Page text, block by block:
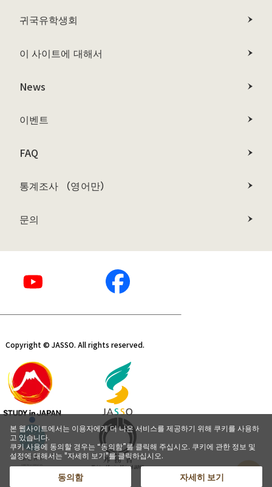
귀국유학생회
이 사이트에 대해서
News
이벤트
FAQ
통계조사 （영어만）
문의
Copyright © JASSO. All rights reserved.
본 웹사이트에서는 이용자에게 더 나은 서비스를 제공하기 위해 쿠키를 사용하
고 있습니다.
쿠키 사용에 동의할 경우는 “동의함”를 클릭해 주십시오. 쿠키에 관한 정보 및
설정에 대해서는 "자세히 보기"를 클릭하십시오.
동의함 자세히 보기